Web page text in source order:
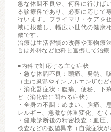
急な体調不良や、何科に行けば
る診療科であり、必要に応じて
行います。プライマリ・ケアを
域に根差し、幅広い世代の健康
徴です。
治療は生活習慣の改善や薬物療
合は外科など他科と連携して治療
■内科で対応する主な症状
・急な体調不良：頭痛、発熱、
（主に風邪やインフルエンザな
・消化器症状：腹痛、便秘、下
ど（消化管に関わる症状）
・全身の不調：めまい、胸痛、
レルギー、急激な体重変化、むく
・健康診断後の精密検査：血圧
検査などの数値異常（自覚症状が